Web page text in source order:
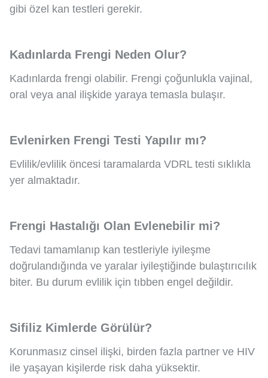
gibi özel kan testleri gerekir.
Kadınlarda Frengi Neden Olur?
Kadınlarda frengi olabilir. Frengi çoğunlukla vajinal,
oral veya anal ilişkide yaraya temasla bulaşır.
Evlenirken Frengi Testi Yapılır mı?
Evlilik/evlilik öncesi taramalarda VDRL testi sıklıkla
yer almaktadır.
Frengi Hastalığı Olan Evlenebilir mi?
Tedavi tamamlanıp kan testleriyle iyileşme
doğrulandığında ve yaralar iyileştiğinde bulaştırıcılık
biter. Bu durum evlilik için tıbben engel değildir.
Sifiliz Kimlerde Görülür?
Korunmasız cinsel ilişki, birden fazla partner ve HIV
ile yaşayan kişilerde risk daha yüksektir.